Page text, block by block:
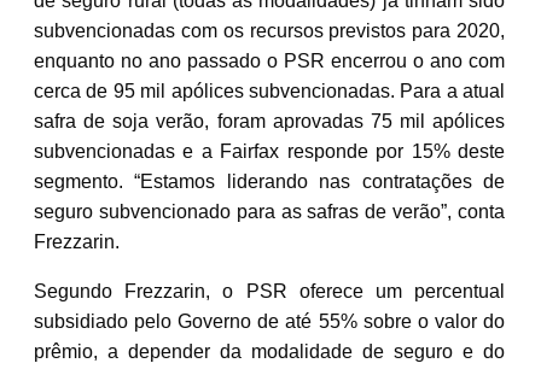
subvencionadas com os recursos previstos para 2020,
enquanto no ano passado o PSR encerrou o ano com
cerca de 95 mil apólices subvencionadas. Para a atual
safra de soja verão, foram aprovadas 75 mil apólices
subvencionadas e a Fairfax responde por 15% deste
segmento. “Estamos liderando nas contratações de
seguro subvencionado para as safras de verão”, conta
Frezzarin.
Segundo Frezzarin, o PSR oferece um percentual
subsidiado pelo Governo de até 55% sobre o valor do
prêmio, a depender da modalidade de seguro e do